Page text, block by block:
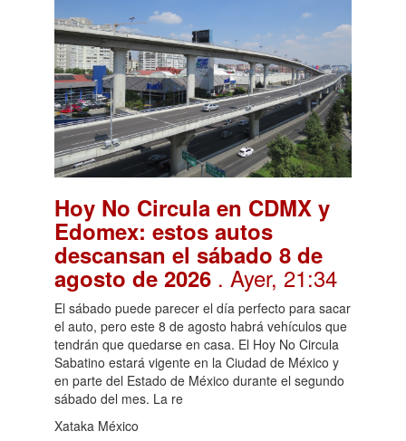
Hoy No Circula en CDMX y
Edomex: estos autos
descansan el sábado 8 de
agosto de 2026 . Ayer, 21:34
El sábado puede parecer el día perfecto para sacar
el auto, pero este 8 de agosto habrá vehículos que
tendrán que quedarse en casa. El Hoy No Circula
Sabatino estará vigente en la Ciudad de México y
en parte del Estado de México durante el segundo
sábado del mes. La re
Xataka México